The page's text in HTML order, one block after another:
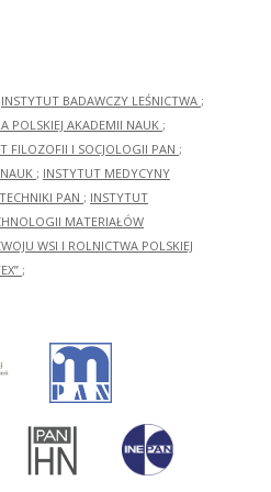
INSTYTUT BADAWCZY LEŚNICTWA ;
POLSKIEJ AKADEMII NAUK ;
FILOZOFII I SOCJOLOGII PAN ;
; INSTYTUT MEDYCYNY
PAN ; INSTYTUT
MATERIAŁÓW
WSI I ROLNICTWA POLSKIEJ
;